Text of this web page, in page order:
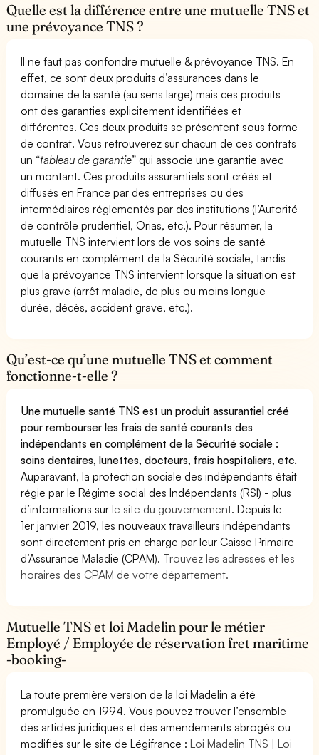
Quelle est la différence entre une mutuelle TNS et
une prévoyance TNS ?
Il ne faut pas confondre mutuelle & prévoyance TNS. En
effet, ce sont deux produits d’assurances dans le
domaine de la santé (au sens large) mais ces produits
ont des garanties explicitement identifiées et
différentes. Ces deux produits se présentent sous forme
de contrat. Vous retrouverez sur chacun de ces contrats
un “tableau de garantie” qui associe une garantie avec
un montant. Ces produits assurantiels sont créés et
diffusés en France par des entreprises ou des
intermédiaires réglementés par des institutions (l’Autorité
de contrôle prudentiel, Orias, etc.). Pour résumer, la
mutuelle TNS intervient lors de vos soins de santé
courants en complément de la Sécurité sociale, tandis
que la prévoyance TNS intervient lorsque la situation est
plus grave (arrêt maladie, de plus ou moins longue
durée, décès, accident grave, etc.).
Qu’est-ce qu’une mutuelle TNS et comment
fonctionne-t-elle ?
Une mutuelle santé TNS est un produit assurantiel créé
pour rembourser les frais de santé courants des
indépendants en complément de la Sécurité sociale :
soins dentaires, lunettes, docteurs, frais hospitaliers, etc.
Auparavant, la protection sociale des indépendants était
régie par le Régime social des Indépendants (RSI) - plus
d’informations surle site du gouvernement. Depuis le
1er janvier 2019, les nouveaux travailleurs indépendants
sont directement pris en charge par leur Caisse Primaire
d’Assurance Maladie (CPAM). Trouvez les adresses et les
horaires des CPAM de votre département.
Mutuelle TNS et loi Madelin pour le métier
Employé / Employée de réservation fret maritime
-booking-
La toute première version de la loi Madelin a été
promulguée en 1994. Vous pouvez trouver l’ensemble
des articles juridiques et des amendements abrogés ou
modifiés sur le site de Légifrance :Loi Madelin TNS | Loi